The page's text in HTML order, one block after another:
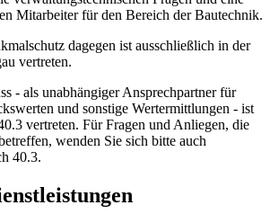
Mitarbeiter für den Bereich der Bautechnik.
dagegen ist ausschließlich in der
vertreten.
- als unabhängiger Ansprechpartner für
und sonstige Wertermittlungen - ist
vertreten. Für Fragen und Anliegen, die
wenden Sie sich bitte auch
40.3.